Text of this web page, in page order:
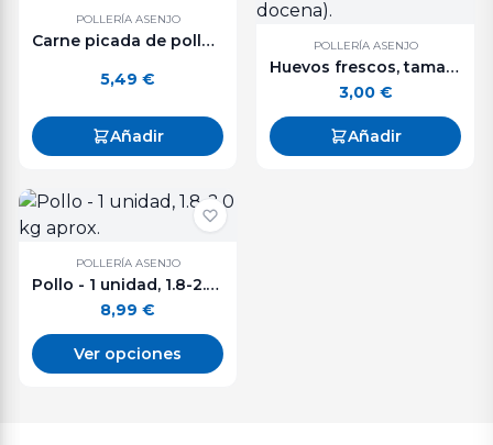
POLLERÍA ASENJO
Carne picada de pollo. 500 g. aprox.
5,49 €
Añadir
POLLERÍA ASENJO
Huevos frescos, tamaño XL (media docena).
3,00 €
Añadir
POLLERÍA ASENJO
Pollo - 1 unidad, 1.8-2.0 kg aprox.
8,99 €
Ver opciones